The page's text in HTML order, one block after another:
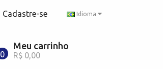
Idioma
Cadastre-se
0
Meu carrinho
R$ 0,00